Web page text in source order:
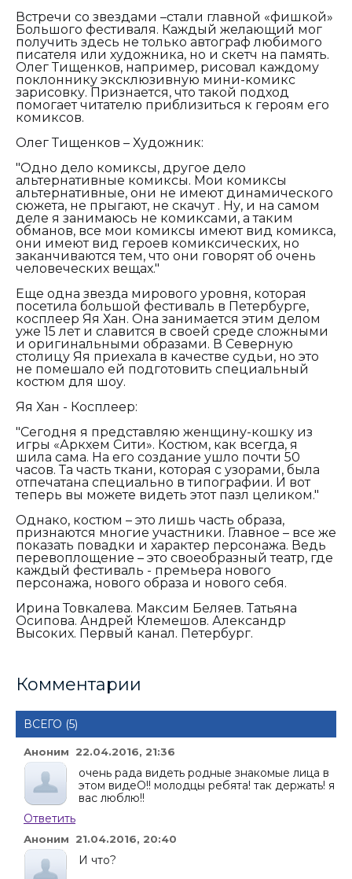
Встречи со звездами –стали главной «фишкой»
Большого фестиваля. Каждый желающий мог
получить здесь не только автограф любимого
писателя или художника, но и скетч на память.
Олег Тищенков, например, рисовал каждому
поклоннику эксклюзивную мини-комикс
зарисовку. Признается, что такой подход
помогает читателю приблизиться к героям его
комиксов.
Олег Тищенков – Художник:
"Одно дело комиксы, другое дело
альтернативные комиксы. Мои комиксы
альтернативные, они не имеют динамического
сюжета, не прыгают, не скачут . Ну, и на самом
деле я занимаюсь не комиксами, а таким
обманов, все мои комиксы имеют вид комикса,
они имеют вид героев комиксических, но
заканчиваются тем, что они говорят об очень
человеческих вещах."
Еще одна звезда мирового уровня, которая
посетила большой фестиваль в Петербурге,
косплеер Яя Хан. Она занимается этим делом
уже 15 лет и славится в своей среде сложными
и оригинальными образами. В Северную
столицу Яя приехала в качестве судьи, но это
не помешало ей подготовить специальный
костюм для шоу.
Яя Хан - Косплеер:
"Сегодня я представляю женщину-кошку из
игры «Аркхем Сити». Костюм, как всегда, я
шила сама. На его создание ушло почти 50
часов. Та часть ткани, которая с узорами, была
отпечатана специально в типографии. И вот
теперь вы можете видеть этот пазл целиком."
Однако, костюм – это лишь часть образа,
признаются многие участники. Главное – все же
показать повадки и характер персонажа. Ведь
перевоплощение – это своеобразный театр, где
каждый фестиваль - премьера нового
персонажа, нового образа и нового себя.
Ирина Товкалева. Максим Беляев. Татьяна
Осипова. Андрей Клемешов. Александр
Высоких. Первый канал. Петербург.
Комментарии
ВСЕГО (5)
Аноним 22.04.2016, 21:36
очень рада видеть родные знакомые лица в
этом видеО!! молодцы ребята! так держать! я
вас люблю!!
Ответить
Аноним 21.04.2016, 20:40
И что?